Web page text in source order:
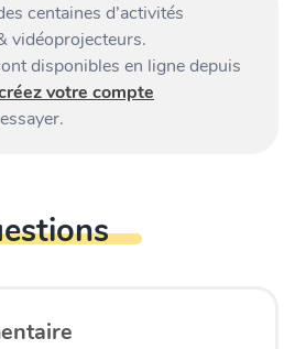
centaines d’activités
vidéoprojecteurs.
disponibles en ligne depuis
votre compte